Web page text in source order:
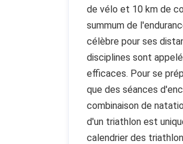
de vélo et 10 km de
summum de
célèbre pour ses
disciplines sont
efficaces. Pour se
que des séances
combinaison de
d'un triathlon est
calendrier des